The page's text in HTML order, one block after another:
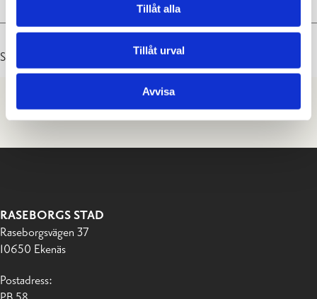
Tillåt alla
Tillåt urval
Avvisa
Senast uppdaterad: 14.10.2025
RASEBORGS STAD
Raseborgsvägen 37
10650 Ekenäs
Postadress: